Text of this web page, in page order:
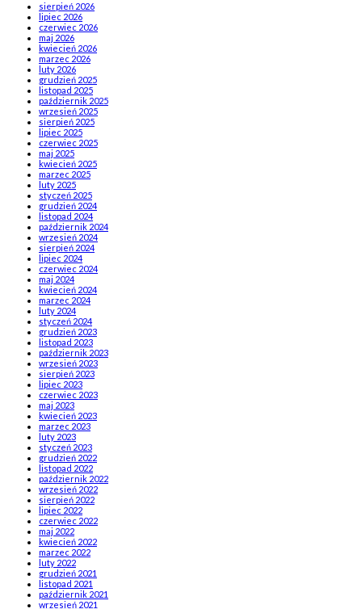
sierpień 2026
lipiec 2026
czerwiec 2026
maj 2026
kwiecień 2026
marzec 2026
luty 2026
grudzień 2025
listopad 2025
październik 2025
wrzesień 2025
sierpień 2025
lipiec 2025
czerwiec 2025
maj 2025
kwiecień 2025
marzec 2025
luty 2025
styczeń 2025
grudzień 2024
listopad 2024
październik 2024
wrzesień 2024
sierpień 2024
lipiec 2024
czerwiec 2024
maj 2024
kwiecień 2024
marzec 2024
luty 2024
styczeń 2024
grudzień 2023
listopad 2023
październik 2023
wrzesień 2023
sierpień 2023
lipiec 2023
czerwiec 2023
maj 2023
kwiecień 2023
marzec 2023
luty 2023
styczeń 2023
grudzień 2022
listopad 2022
październik 2022
wrzesień 2022
sierpień 2022
lipiec 2022
czerwiec 2022
maj 2022
kwiecień 2022
marzec 2022
luty 2022
grudzień 2021
listopad 2021
październik 2021
wrzesień 2021